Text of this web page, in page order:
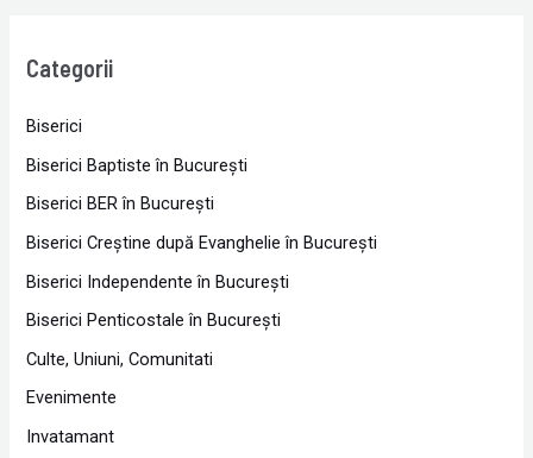
Categorii
Biserici
Biserici Baptiste în Bucureşti
Biserici BER în Bucureşti
Biserici Creştine după Evanghelie în Bucureşti
Biserici Independente în Bucureşti
Biserici Penticostale în Bucureşti
Culte, Uniuni, Comunitati
Evenimente
Invatamant